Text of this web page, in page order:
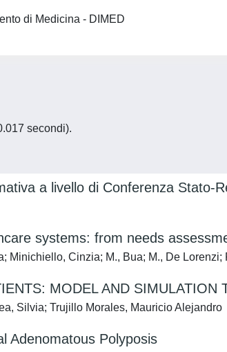
di Medicina - DIMED
secondi).
a livello di Conferenza Stato-
systems: from needs
Minichiello, Cinzia; M., Bua; M., De Lorenzi;
MODEL AND
Silvia; Trujillo Morales, Mauricio Alejandro
Adenomatous Polyposis